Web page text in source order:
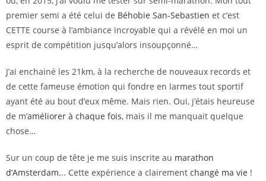
premier semi a été celui de Béhobie San-Sebastien et c’est
CETTE course à l’ambiance incroyable qui a révélé en moi un
esprit de compétition jusqu’alors insoupçonné…
J’ai enchainé les 21km, à la recherche de nouveaux records et
de cette fameuse émotion qui fondre en larmes tout sportif
ayant été au bout d’eux même. Mais rien. Oui, j’étais heureuse
de m’améliorer à chaque fois, mais il me manquait quelque
chose…
Sur un coup de tête je me suis inscrite au marathon
d’Amsterdam... Cette expérience a clairement changé ma vie !